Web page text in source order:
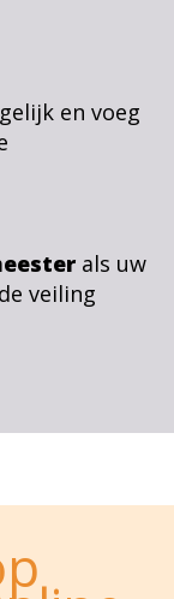
en voeg
als uw
veiling